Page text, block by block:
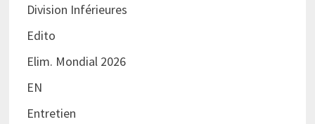
Division Inférieures
Edito
Elim. Mondial 2026
EN
Entretien